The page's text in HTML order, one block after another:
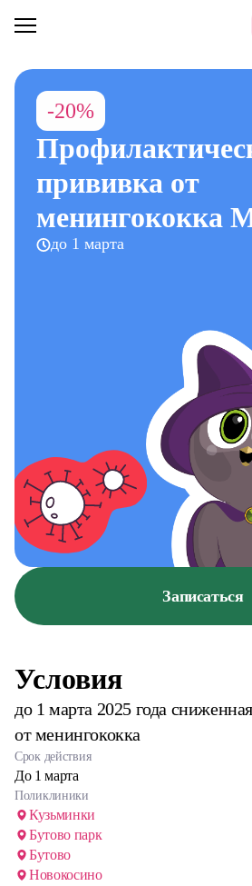
-20%
прививка от
менингококка
до 1 марта
Записаться
Условия
до 1 марта 2025 года
от менингококка
Срок действия
До 1 марта
Поликлиники
Кузьминки
Бутово парк
Бутово
Новокосино